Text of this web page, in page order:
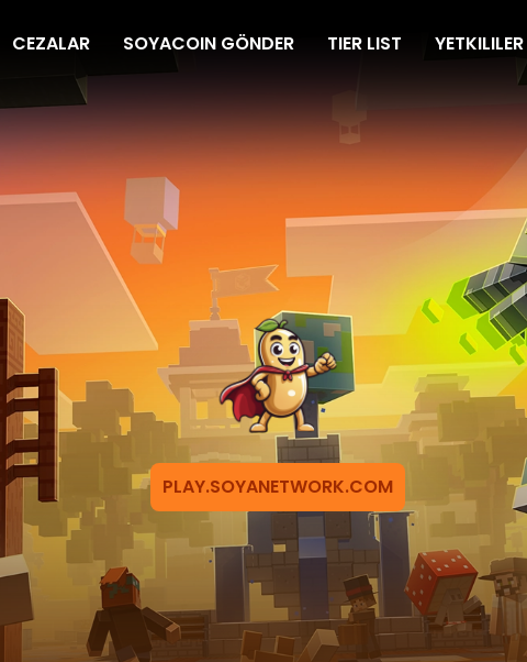
CEZALAR SOYACOIN GÖNDER TIER LIST YETKILILER
PLAY.SOYANETWORK.COM